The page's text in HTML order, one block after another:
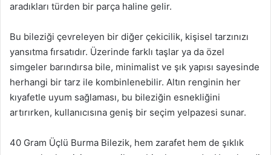
aradıkları türden bir parça haline gelir.
Bu bileziği çevreleyen bir diğer çekicilik, kişisel tarzınızı
yansıtma fırsatıdır. Üzerinde farklı taşlar ya da özel
simgeler barındırsa bile, minimalist ve şık yapısı sayesinde
herhangi bir tarz ile kombinlenebilir. Altın renginin her
kıyafetle uyum sağlaması, bu bileziğin esnekliğini
artırırken, kullanıcısına geniş bir seçim yelpazesi sunar.
40 Gram Üçlü Burma Bilezik, hem zarafet hem de şıklık